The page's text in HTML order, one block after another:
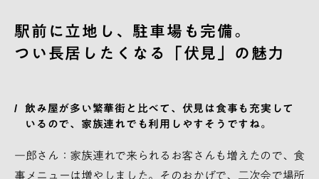
駅前に立地し、駐車場も完備。
つい長居したくなる「伏見」の魅力
飲み屋が多い繁華街と比べて、伏見は食事も充実して
いるので、家族連れでも利用しやすそうですね。
一郎さん：家族連れで来られるお客さんも増えたので、食
事メニューは増やしました。そのおかげで、二次会で場所